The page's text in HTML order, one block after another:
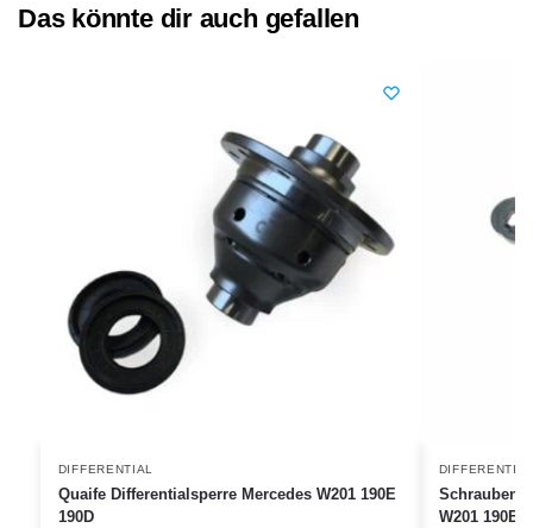
Das könnte dir auch gefallen
DIFFERENTIAL
Quaife Differentialsperre Mercedes W201 190E
190D
W201 190E